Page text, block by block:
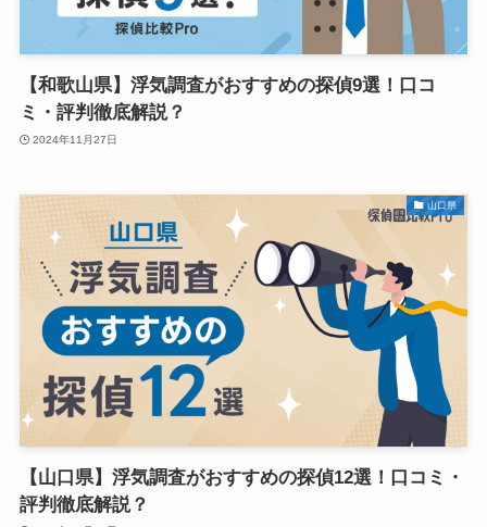
【和歌山県】浮気調査がおすすめの探偵9選！口コ
ミ・評判徹底解説？
2024年11月27日
山口県
【山口県】浮気調査がおすすめの探偵12選！口コミ・
評判徹底解説？